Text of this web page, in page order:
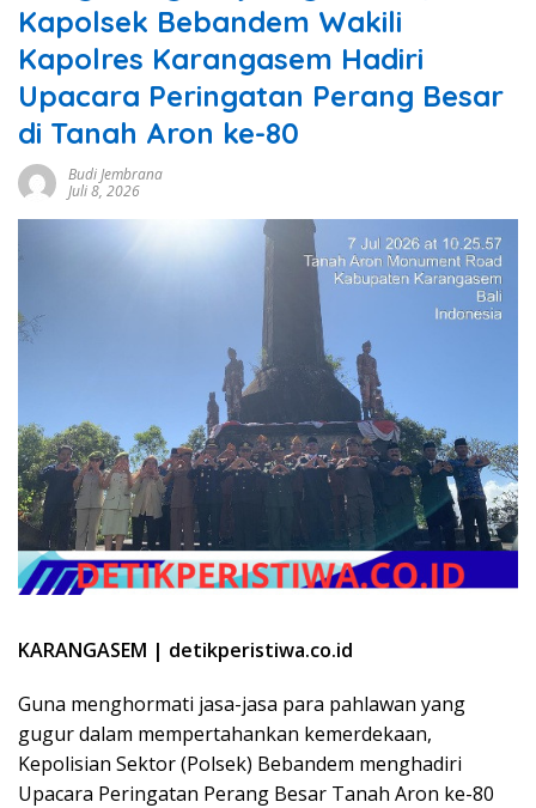
Kapolsek Bebandem Wakili
Kapolres Karangasem Hadiri
Upacara Peringatan Perang Besar
di Tanah Aron ke-80
Budi Jembrana
Juli 8, 2026
​KARANGASEM | detikperistiwa.co.id
Guna menghormati jasa-jasa para pahlawan yang
gugur dalam mempertahankan kemerdekaan,
Kepolisian Sektor (Polsek) Bebandem menghadiri
Upacara Peringatan Perang Besar Tanah Aron ke-80